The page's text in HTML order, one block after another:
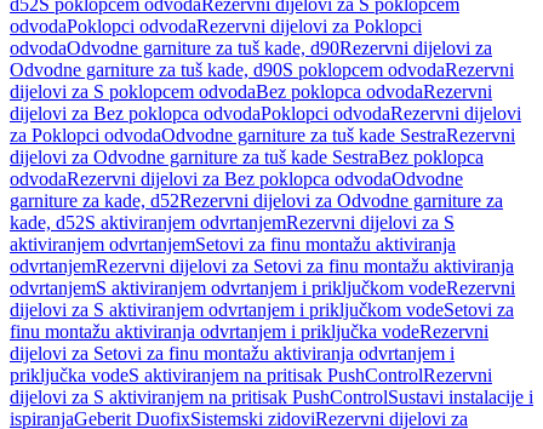
d52S poklopcem odvodaRezervni dijelovi za S poklopcem
odvodaPoklopci odvodaRezervni dijelovi za Poklopci
odvodaOdvodne garniture za tuš kade, d90Rezervni dijelovi za
Odvodne garniture za tuš kade, d90S poklopcem odvodaRezervni
dijelovi za S poklopcem odvodaBez poklopca odvodaRezervni
dijelovi za Bez poklopca odvodaPoklopci odvodaRezervni dijelovi
za Poklopci odvodaOdvodne garniture za tuš kade SestraRezervni
dijelovi za Odvodne garniture za tuš kade SestraBez poklopca
odvodaRezervni dijelovi za Bez poklopca odvodaOdvodne
garniture za kade, d52Rezervni dijelovi za Odvodne garniture za
kade, d52S aktiviranjem odvrtanjemRezervni dijelovi za S
aktiviranjem odvrtanjemSetovi za finu montažu aktiviranja
odvrtanjemRezervni dijelovi za Setovi za finu montažu aktiviranja
odvrtanjemS aktiviranjem odvrtanjem i priključkom vodeRezervni
dijelovi za S aktiviranjem odvrtanjem i priključkom vodeSetovi za
finu montažu aktiviranja odvrtanjem i priključka vodeRezervni
dijelovi za Setovi za finu montažu aktiviranja odvrtanjem i
priključka vodeS aktiviranjem na pritisak PushControlRezervni
dijelovi za S aktiviranjem na pritisak PushControlSustavi instalacije i
ispiranjaGeberit DuofixSistemski zidoviRezervni dijelovi za